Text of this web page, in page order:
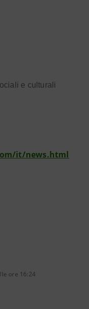
e culturali
it/news.html
ore 16:24